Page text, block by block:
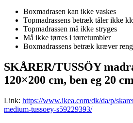
Boxmadrasen kan ikke vaskes
Topmadrassens betræk tåler ikke
Topmadrassen må ikke stryges
Må ikke tørres i tørretumbler
Boxmadrassens betræk kræver
SKÅRER/TUSSÖY
120×200 cm, ben eg 20 cm
Link: https://www.ikea.com/dk/da/p/
medium-tussoey-s59229393/